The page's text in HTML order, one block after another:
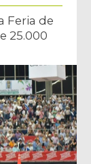
Feria de
25.000